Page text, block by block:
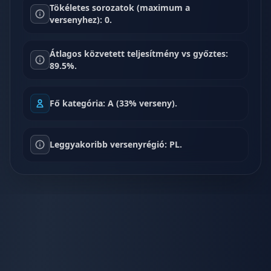
Tökéletes sorozatok (maximum a
versenyhez): 0.
Átlagos közvetett teljesítmény vs győztes:
89.5%.
Fő kategória: A (33% verseny).
Leggyakoribb versenyrégió: PL.